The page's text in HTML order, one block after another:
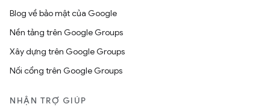
Blog về bảo mật của Google
Nền tảng trên Google Groups
Xây dựng trên Google Groups
Nối cổng trên Google Groups
NHẬN TRỢ GIÚP